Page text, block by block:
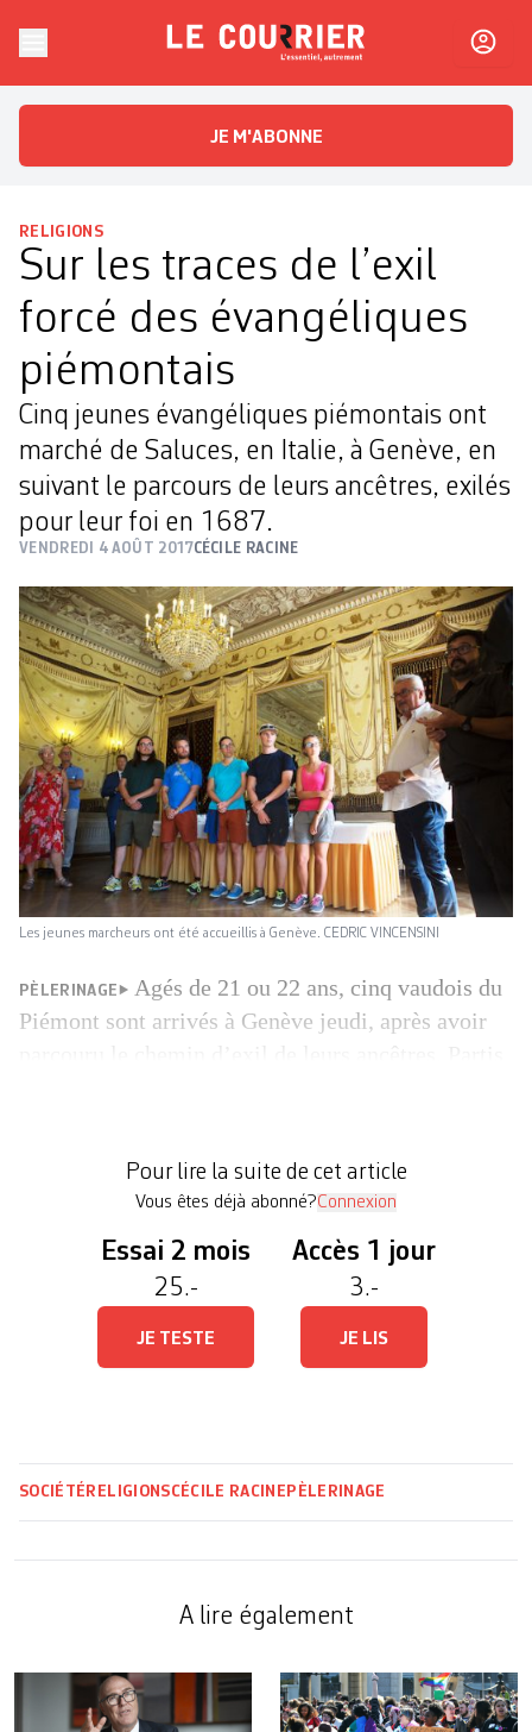
Le CourrierL'essentiel, autrement
JE M'ABONNE
RELIGIONS
Sur les traces de l’exil
forcé des évangéliques
piémontais
Cinq jeunes évangéliques piémontais ont
marché de Saluces, en Italie, à Genève, en
suivant le parcours de leurs ancêtres, exilés
pour leur foi en 1687.
VENDREDI 4 AOÛT 2017CÉCILE RACINE
Les jeunes marcheurs ont été accueillis à Genève. CEDRIC VINCENSINI
PÈLERINAGE
Agés de 21 ou 22 ans, cinq vaudois du
Piémont sont arrivés à Genève jeudi, après avoir
Giacomo et Stefano retrace […]
Pour lire la suite de cet article
Vous êtes déjà abonné?Connexion
Essai 2 mois
25.-
JE TESTE
Accès 1 jour
3.-
JE LIS
SOCIÉTÉ RELIGIONSCÉCILE RACINE PÈLERINAGE
A lire également